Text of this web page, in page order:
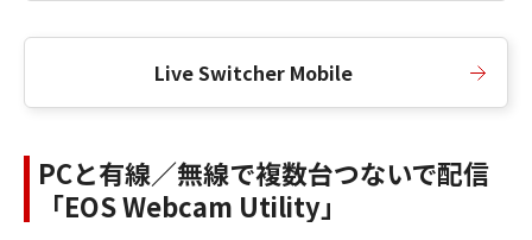
Live Switcher Mobile
PCと有線／無線で複数台つないで配信
「EOS Webcam Utility」